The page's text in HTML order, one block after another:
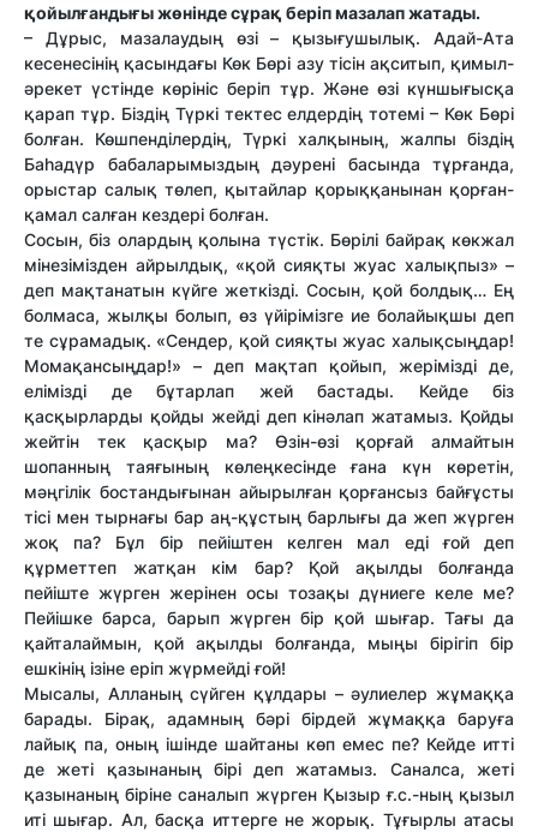
қойылғандығы жөнінде сұрақ беріп мазалап жатады.
– Дұрыс, мазалаудың өзі – қызығушылық. Адай-Ата
кесенесінің қасындағы Көк Бөрі азу тісін ақситып, қимыл-
әрекет үстінде көрініс беріп тұр. Және өзі күншығысқа
қарап тұр. Біздің Түркі тектес елдердің тотемі – Көк Бөрі
болған. Көшпенділердің, Түркі халқының, жалпы біздің
Баһадүр бабаларымыздың дәурені басында тұрғанда,
орыстар салық төлеп, қытайлар қорыққанынан қорған-
қамал салған кездері болған.
Сосын, біз олардың қолына түстік. Бөрілі байрақ көкжал
мінезімізден айрылдық, «қой сияқты жуас халықпыз» –
деп мақтанатын күйге жеткізді. Сосын, қой болдық… Ең
болмаса, жылқы болып, өз үйірімізге ие болайықшы деп
те сұрамадық. «Сендер, қой сияқты жуас халықсыңдар!
Момақансыңдар!» – деп мақтап қойып, жерімізді де,
елімізді де бұтарлап жей бастады. Кейде біз
қасқырларды қойды жейді деп кінәлап жатамыз. Қойды
жейтін тек қасқыр ма? Өзін-өзі қорғай алмайтын
шопанның таяғының көлеңкесінде ғана күн көретін,
мәңгілік бостандығынан айырылған қорғансыз байғұсты
тісі мен тырнағы бар аң-құстың барлығы да жеп жүрген
жоқ па? Бұл бір пейіштен келген мал еді ғой деп
құрметтеп жатқан кім бар? Қой ақылды болғанда
пейіште жүрген жерінен осы тозақы дүниеге келе ме?
Пейішке барса, барып жүрген бір қой шығар. Тағы да
қайталаймын, қой ақылды болғанда, мыңы бірігіп бір
ешкінің ізіне еріп жүрмейді ғой!
Мысалы, Алланың сүйген құлдары – әулиелер жұмаққа
барады. Бірақ, адамның бәрі бірдей жұмаққа баруға
лайық па, оның ішінде шайтаны көп емес пе? Кейде итті
де жеті қазынаның бірі деп жатамыз. Саналса, жеті
қазынаның біріне саналып жүрген Қызыр ғ.с.-ның қызыл
иті шығар. Ал, басқа иттерге не жорық. Тұғырлы атасы